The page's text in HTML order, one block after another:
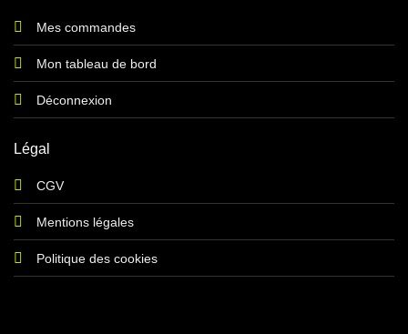
Mes commandes
Mon tableau de bord
Déconnexion
Légal
CGV
Mentions légales
Politique des cookies